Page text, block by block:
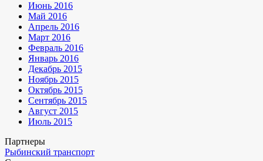
Июнь 2016
Май 2016
Апрель 2016
Март 2016
Февраль 2016
Январь 2016
Декабрь 2015
Ноябрь 2015
Октябрь 2015
Сентябрь 2015
Август 2015
Июль 2015
Партнеры
Рыбинский транспорт